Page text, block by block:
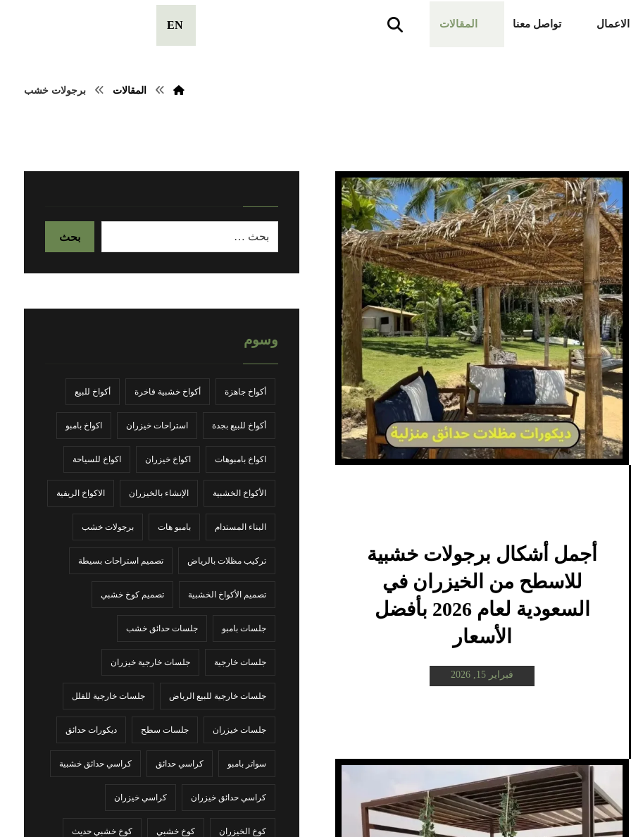
تواصل معنا المقالات EN
المقالات برجولات خشب
أجمل أشكال برجولات خشبية
للاسطح من الخيزران في
السعودية لعام 2026 بأفضل
الأسعار
فبراير 15, 2026
وسوم
أكواخ جاهزة أكواخ خشبية فاخرة أكواخ للبيع
أكواخ للبيع بجدة استراحات خيزران اكواخ بامبو
اكواخ بامبوهات اكواخ خيزران اكواخ للسياحة
الأكواخ الخشبية الإنشاء بالخيزران الاكواخ الريفية
البناء المستدام بامبو هات برجولات خشب
تركيب مظلات بالرياض تصميم استراحات بسيطة
تصميم الأكواخ الخشبية تصميم كوخ خشبي
جلسات بامبو جلسات حدائق خشب
جلسات خارجية جلسات خارجية خيزران
جلسات خارجية للبيع الرياض جلسات خارجية للفلل
جلسات خيزران جلسات سطح ديكورات حدائق
سواتر بامبو كراسي حدائق كراسي حدائق خشبية
كراسي حدائق خيزران كراسي خيزران
كوخ الخيزران كوخ خشبي كوخ خشبي حديث